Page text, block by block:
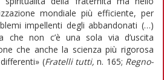
mondiale più efficiente, per
impellenti degli abbandonati (…)
che non c’è una sola via d’uscita
che anche la scienza più rigorosa
(Fratelli tutti,n. 165; Regno-